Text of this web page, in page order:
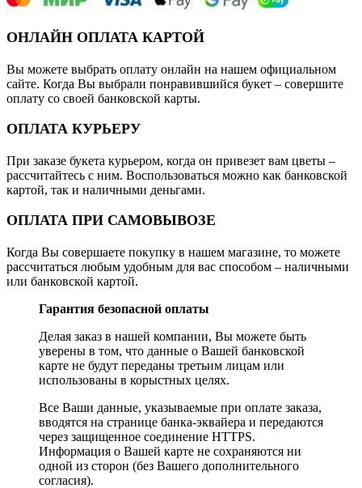
ОНЛАЙН ОПЛАТА КАРТОЙ
Вы можете выбрать оплату онлайн на нашем официальном
сайте. Когда Вы выбрали понравившийся букет – совершите
оплату со своей банковской карты.
ОПЛАТА КУРЬЕРУ
При заказе букета курьером, когда он привезет вам цветы –
рассчитайтесь с ним. Воспользоваться можно как банковской
картой, так и наличными деньгами.
ОПЛАТА ПРИ САМОВЫВОЗЕ
Когда Вы совершаете покупку в нашем магазине, то можете
рассчитаться любым удобным для вас способом – наличными
или банковской картой.
Гарантия безопасной оплаты
Делая заказ в нашей компании, Вы можете быть
уверены в том, что данные о Вашей банковской
карте не будут переданы третьим лицам или
использованы в корыстных целях.
Все Ваши данные, указываемые при оплате заказа,
вводятся на странице банка-эквайера и передаются
через защищенное соединение HTTPS.
Информация о Вашей карте не сохраняются ни
одной из сторон (без Вашего дополнительного
согласия).